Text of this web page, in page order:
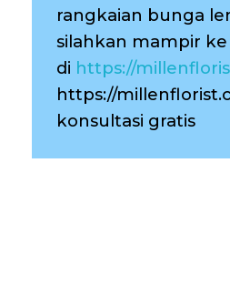
rangkaian bunga
silahkan mampir
di https://
https://
konsultasi gratis